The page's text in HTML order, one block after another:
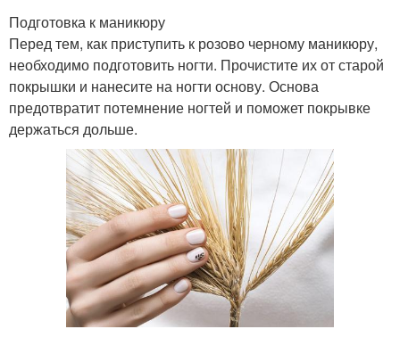
Подготовка к маникюру
Перед тем, как приступить к розово черному маникюру,
необходимо подготовить ногти. Прочистите их от старой
покрышки и нанесите на ногти основу. Основа
предотвратит потемнение ногтей и поможет покрывке
держаться дольше.